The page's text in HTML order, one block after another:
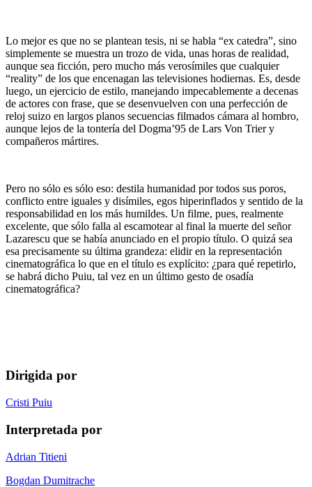
Lo mejor es que no se plantean tesis, ni se habla “ex catedra”, sino
simplemente se muestra un trozo de vida, unas horas de realidad,
aunque sea ficción, pero mucho más verosímiles que cualquier
“reality” de los que encenagan las televisiones hodiernas. Es, desde
luego, un ejercicio de estilo, manejando impecablemente a decenas
de actores con frase, que se desenvuelven con una perfección de
reloj suizo en largos planos secuencias filmados cámara al hombro,
aunque lejos de la tontería del Dogma’95 de Lars Von Trier y
compañeros mártires.
Pero no sólo es sólo eso: destila humanidad por todos sus poros,
conflicto entre iguales y disímiles, egos hiperinflados y sentido de la
responsabilidad en los más humildes. Un filme, pues, realmente
excelente, que sólo falla al escamotear al final la muerte del señor
Lazarescu que se había anunciado en el propio título. O quizá sea
esa precisamente su última grandeza: elidir en la representación
cinematográfica lo que en el título es explícito: ¿para qué repetirlo,
se habrá dicho Puiu, tal vez en un último gesto de osadía
cinematográfica?
Dirigida por
Cristi Puiu
Interpretada por
Adrian Titieni
Bogdan Dumitrache